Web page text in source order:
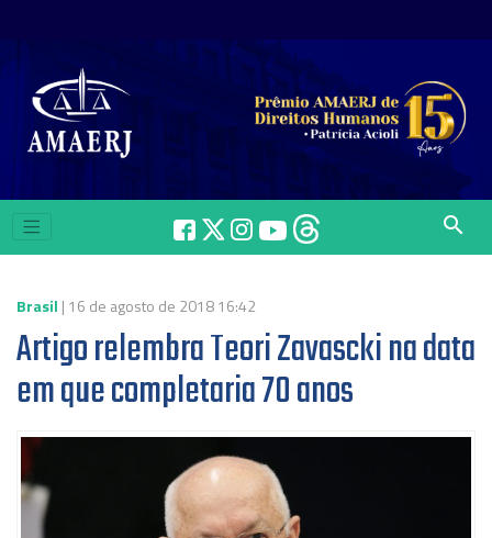
search
Brasil | 16 de agosto de 2018 16:42
Artigo relembra Teori Zavascki na data
em que completaria 70 anos